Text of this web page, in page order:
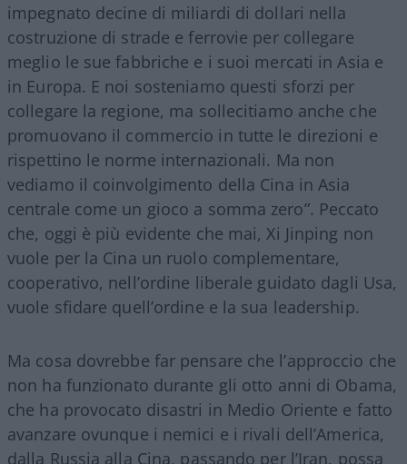
impegnato decine di miliardi di dollari nella
costruzione di strade e ferrovie per collegare
meglio le sue fabbriche e i suoi mercati in Asia e
in Europa. E noi sosteniamo questi sforzi per
collegare la regione, ma sollecitiamo anche che
promuovano il commercio in tutte le direzioni e
rispettino le norme internazionali. Ma non
vediamo il coinvolgimento della Cina in Asia
centrale come un gioco a somma zero”. Peccato
che, oggi è più evidente che mai, Xi Jinping non
vuole per la Cina un ruolo complementare,
cooperativo, nell’ordine liberale guidato dagli Usa,
vuole sfidare quell’ordine e la sua leadership.
Ma cosa dovrebbe far pensare che l’approccio che
non ha funzionato durante gli otto anni di Obama,
che ha provocato disastri in Medio Oriente e fatto
avanzare ovunque i nemici e i rivali dell’America,
dalla Russia alla Cina, passando per l’Iran, possa